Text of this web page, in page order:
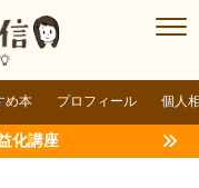
め本 プロフィール 個人
化講座